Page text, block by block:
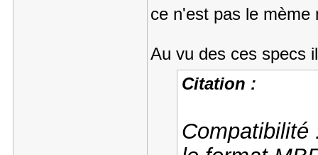
ce n'est pas le mème
Au vu des ces specs
Citation :
Compatibilité